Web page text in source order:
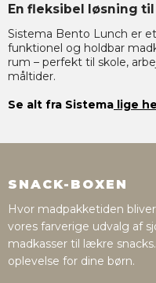
En fleksibel løsning
Sistema Bento Lunch er
funktionel og holdbar
rum – perfekt til skole,
måltider.
Se alt fra Sistema lige
SNACK-BOXEN
Hvor madpakketiden
vores farverige udvalg af
madkasser til lækre
oplevelse for dine børn.